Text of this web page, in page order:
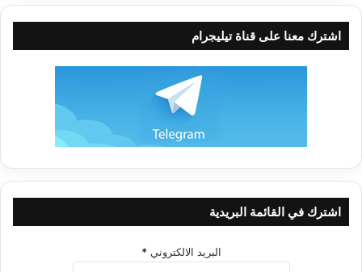
لم الحجاب ولم الطلاق ولم أكثر من زوجة يا إسلام؟
0.00
إضافة إلى السلة
زيارة الرسول صلى الله عليه وسلم
إضافة إلى السلة
اشترك معنا على قناة تيليجرام
اشترك في القائمة البريدية
البريد الالكتروني *